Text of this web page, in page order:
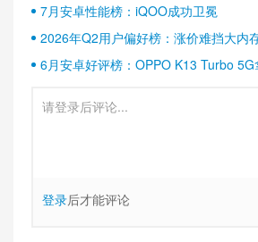
7月安卓性能榜：iQOO成功卫冕
2026年Q2用户偏好榜：涨价难挡大内
6月安卓好评榜：OPPO K13 Turbo
登录后才能评论